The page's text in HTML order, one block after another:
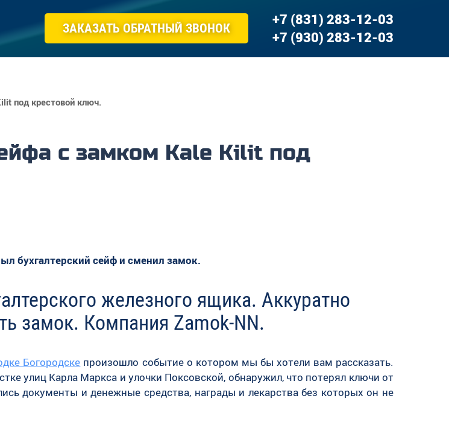
под крестовой ключ.
с замком Kale Kilit под
бухгалтерский сейф и сменил замок.
железного ящика. Аккуратно
замок. Компания Zamok-NN.
Богородске произошло событие о котором мы бы хотели вам рассказать.
улиц Карла Маркса и улочки Поксовской, обнаружил, что потерял ключи от
документы и денежные средства, награды и лекарства без которых он не
ЗАКАЗАТЬ ОБРАТНЫЙ ЗВОНОК
+7 (831) 283-12-03
+7 (930) 283-12-03